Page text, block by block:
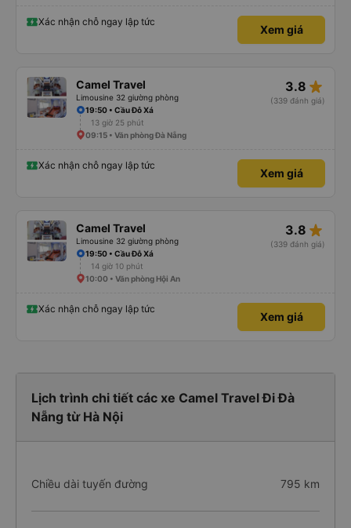
Xác nhận chỗ ngay lập tức
Xem giá
Camel Travel
Limousine 32 giường phòng
3.8 star_rate
(339 đánh giá)
19:50 • Cầu Đỗ Xá
13 giờ 25 phút
09:15 • Văn phòng Đà Nẵng
Xác nhận chỗ ngay lập tức
Xem giá
Camel Travel
Limousine 32 giường phòng
3.8 star_rate
(339 đánh giá)
19:50 • Cầu Đỗ Xá
14 giờ 10 phút
10:00 • Văn phòng Hội An
Xác nhận chỗ ngay lập tức
Xem giá
Lịch trình chi tiết các xe Camel Travel Đi Đà
Nẵng từ Hà Nội
Chiều dài tuyến đường 795 km